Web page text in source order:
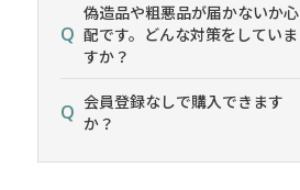
偽造品や粗悪品が届かないか心
配です。どんな対策をしていま
すか？
会員登録なしで購入できます
か？